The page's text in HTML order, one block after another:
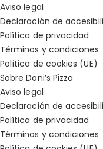
Aviso legal
Declaración de
Política de privacidad
Términos y condiciones
Política de cookies (UE)
Sobre Dani’s Pizza
Aviso legal
Declaración de
Política de privacidad
Términos y condiciones